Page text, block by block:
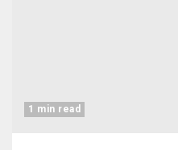
1 min read